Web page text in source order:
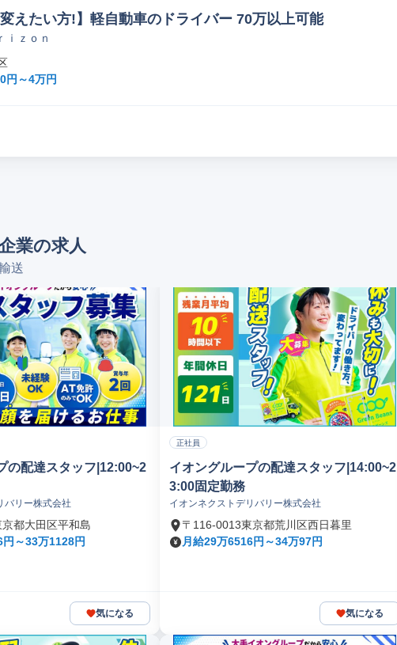
えたい方!】軽自動車のドライバー 70万以上可能
ｉｚｏｎ
円～4万円
業の求人
送
の配達スタッフ|12:00~2
バリー株式会社
都大田区平和島
円～33万1128円
気になる
正社員
イオングループの配達スタッフ|14:00~2
3:00固定勤務
イオンネクストデリバリー株式会社
〒116-0013東京都荒川区西日暮里
月給29万6516円～34万97円
気になる